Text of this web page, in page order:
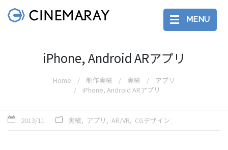
MENU
iPhone, Android ARアプリ
Home 制作実績 実績
アプリ
iPhone, Android ARアプリ
2013/11 実績 アプリ AR/VR CGデザイン